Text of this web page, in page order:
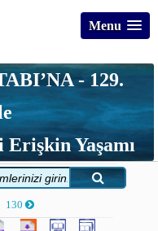
Menu
- 129.
Erişkin Yaşamı
130